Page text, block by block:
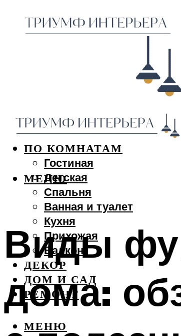
ДИЗАЙН ИНТЕРЬЕРА
ПО КОМНАТАМ
Гостиная
Детская
Спальня
Ванная и туалет
Кухня
Прихожая
Балкон
ДЕКОР
ДОМ И САД
РЕМОНТ
МЕНЮ
МЕНЮ
Виды
дома: